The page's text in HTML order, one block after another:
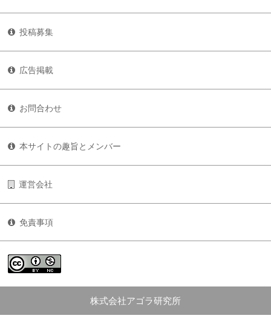
投稿募集
広告掲載
お問合わせ
本サイトの趣旨とメンバー
運営会社
免責事項
株式会社アゴラ研究所